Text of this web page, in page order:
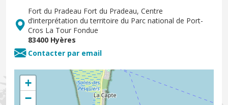
Fort du Pradeau Fort du Pradeau, Centre
d’interprétation du territoire du Parc national de Port-
Cros La Tour Fondue
83400 Hyères
Contacter par email
+
−